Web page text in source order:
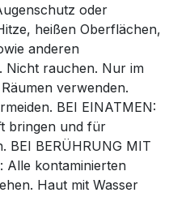
oder
heißen Oberflächen,
anderen
Nicht rauchen. Nur im
verwenden.
BEI EINATMEN:
bringen und für
BEI BERÜHRUNG MIT
Alle kontaminierten
Haut mit Wasser